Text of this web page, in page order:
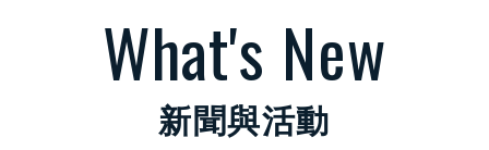
What's New
新聞與活動